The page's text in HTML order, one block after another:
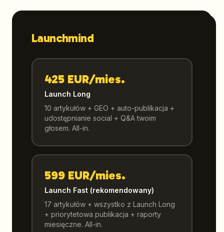
Launchmind
425 EUR/mies.
Launch Long
10 artykułów + GEO + auto-publikacja +
udostępnianie social + Q&A twoim
głosem. All-in.
599 EUR/mies.
Launch Fast (rekomendowany)
17 artykułów + wszystko z Launch Long
+ priorytetowa publikacja + raporty
miesięczne. All-in.